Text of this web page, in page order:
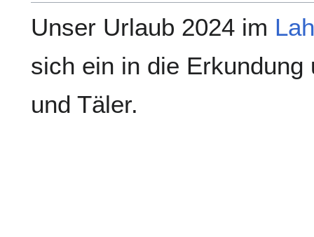
Unser Urlaub 2024 im
sich ein in die Erkundung
und Täler.